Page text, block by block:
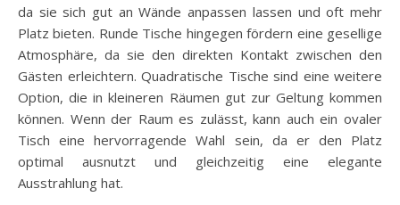
da sie sich gut an Wände anpassen lassen und oft mehr
Platz bieten. Runde Tische hingegen fördern eine gesellige
Atmosphäre, da sie den direkten Kontakt zwischen den
Gästen erleichtern. Quadratische Tische sind eine weitere
Option, die in kleineren Räumen gut zur Geltung kommen
können. Wenn der Raum es zulässt, kann auch ein ovaler
Tisch eine hervorragende Wahl sein, da er den Platz
optimal ausnutzt und gleichzeitig eine elegante
Ausstrahlung hat.